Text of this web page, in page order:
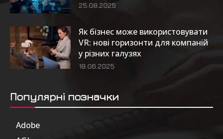
25.08.2025
Як бізнес може використовувати
VR: нові горизонти для компаній
у різних галузях
18.06.2025
Популярні позначки
Adobe